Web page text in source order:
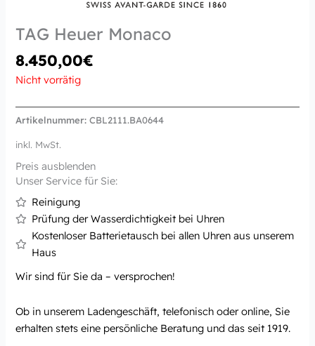
TAG Heuer Monaco
8.450,00€
Nicht vorrätig
Artikelnummer:CBL2111.BA0644
inkl. MwSt.
Preis ausblenden
Unser Service für Sie:
Reinigung
Prüfung der Wasserdichtigkeit bei Uhren
Kostenloser Batterietausch bei allen Uhren aus unserem
Haus
Wir sind für Sie da – versprochen!
Ob in unserem Ladengeschäft, telefonisch oder online, Sie
erhalten stets eine persönliche Beratung und das seit 1919.